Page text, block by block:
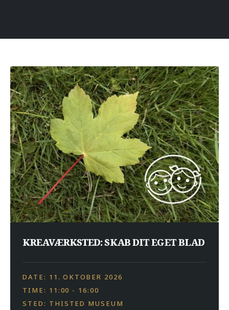
KREAVÆRKSTED: SKAB DIT EGET BLAD
DATE: 11. OKTOBER 2026
TIME: 11:00 - 16:00
STED: THISTED MUSEUM